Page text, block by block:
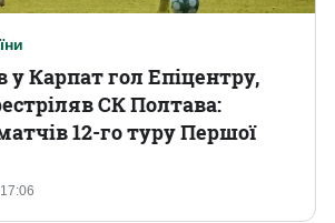
у Карпат гол Епіцентру,
СК Полтава:
12-го туру Першої